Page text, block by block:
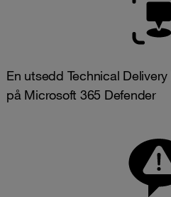
En utsedd Technical
på Microsoft 365 Defender